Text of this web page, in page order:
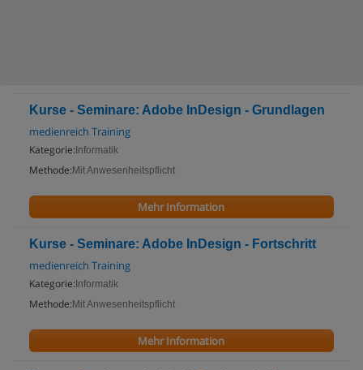
Kurse - Seminare: Adobe InDesign - Grundlagen
medienreich Training
Kategorie: Informatik
Methode: Mit Anwesenheitspflicht
Mehr Information
Kurse - Seminare: Adobe InDesign - Fortschritt
medienreich Training
Kategorie: Informatik
Methode: Mit Anwesenheitspflicht
Mehr Information